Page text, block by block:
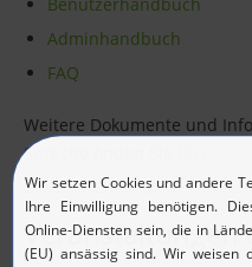
Adminhandbuch
FAQ
Weitere Dokumente und
Sprache finden Sie
Veranstaltungen